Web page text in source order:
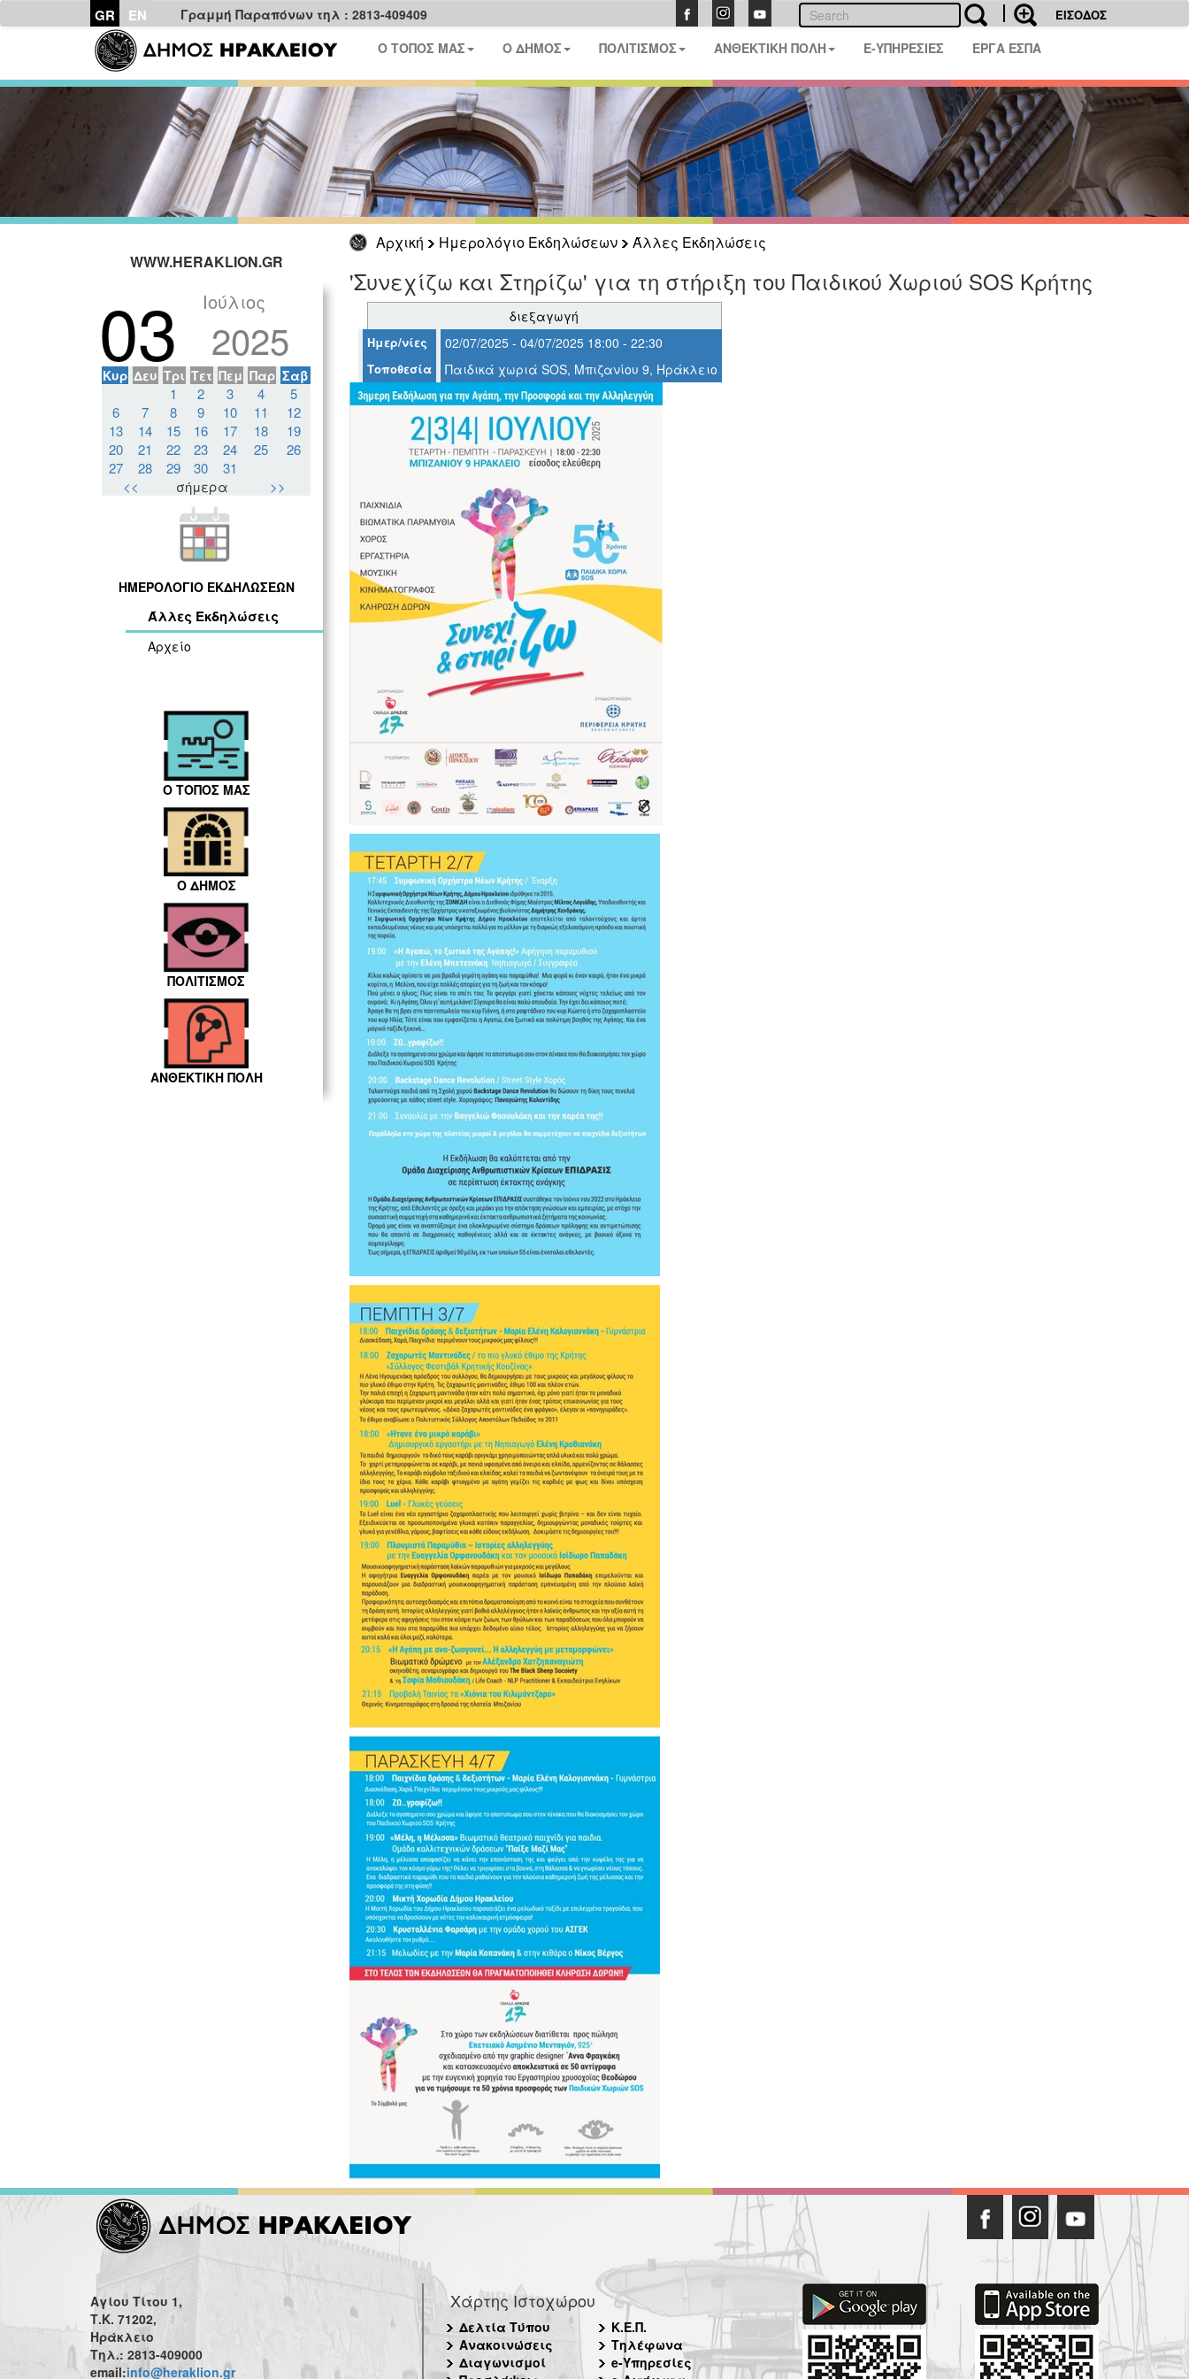
GR EN Γραμμή Παραπόνων τηλ : 2813-409409 ΕΙΣΟΔΟΣ
Ο ΤΟΠΟΣ ΜΑΣ Ο ΔΗΜΟΣ ΠΟΛΙΤΙΣΜΟΣ ΑΝΘΕΚΤΙΚΗ ΠΟΛΗ E-ΥΠΗΡΕΣΙΕΣ ΕΡΓΑ ΕΣΠΑ
Αρχική Ημερολόγιο Εκδηλώσεων
Άλλες Εκδηλώσεις
WWW.HERAKLION.GR
03 Ιούλιος
2025
Κυρ Δευ Τρι Τετ Πεμ Παρ Σαβ
1 2 3 4
5
6
7 8 9 10 11
12
13
14 15 16 17 18
19
20
21 22 23 24 25
26
27
28 29 30
31
<<
σήμερα >>
ΗΜΕΡΟΛΟΓΙΟ ΕΚΔΗΛΩΣΕΩΝ
Άλλες Εκδηλώσεις
Αρχείο
Ο ΤΟΠΟΣ ΜΑΣ
Ο ΔΗΜΟΣ
ΠΟΛΙΤΙΣΜΟΣ
ΑΝΘΕΚΤΙΚΗ ΠΟΛΗ
'Συνεχίζω και Στηρίζω' για τη στήριξη του Παιδικού Χωριού SOS Κρήτης
διεξαγωγή
Ημερ/νίες 02/07/2025 - 04/07/2025 18:00 - 22:30
Τοποθεσία Παιδικά χωριά SOS, Μπιζανίου 9, Ηράκλειο
Αγίου Τίτου 1,
Τ.Κ. 71202,
Ηράκλειο
Τηλ.: 2813-409000
email:info@heraklion.gr
Χάρτης Ιστοχώρου
Δελτία Τύπου
Ανακοινώσεις
Διαγωνισμοί
Κ.Ε.Π.
Τηλέφωνα
e-Υπηρεσίες